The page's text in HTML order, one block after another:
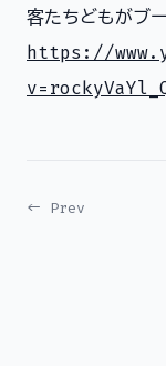
客たちどもがブ
https://
← Prev